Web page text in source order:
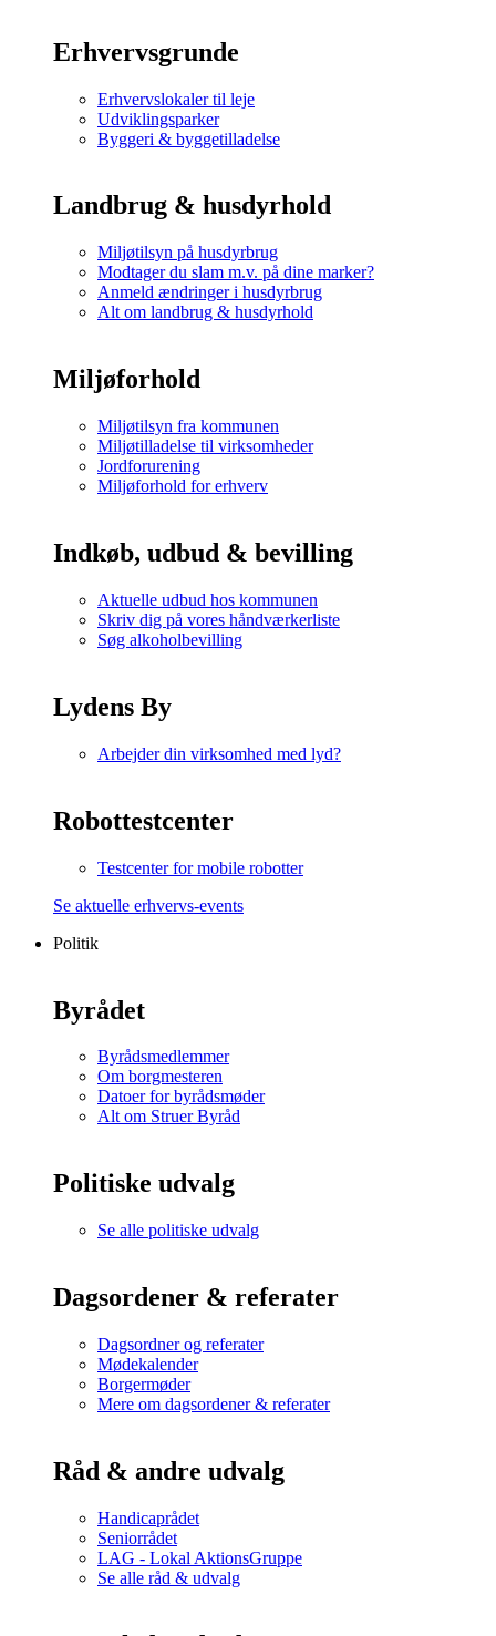
Erhvervsgrunde
Erhvervslokaler til leje
Udviklingsparker
Byggeri & byggetilladelse
Landbrug & husdyrhold
Miljøtilsyn på husdyrbrug
Modtager du slam m.v. på dine marker?
Anmeld ændringer i husdyrbrug
Alt om landbrug & husdyrhold
Miljøforhold
Miljøtilsyn fra kommunen
Miljøtilladelse til virksomheder
Jordforurening
Miljøforhold for erhverv
Indkøb, udbud & bevilling
Aktuelle udbud hos kommunen
Skriv dig på vores håndværkerliste
Søg alkoholbevilling
Lydens By
Arbejder din virksomhed med lyd?
Robottestcenter
Testcenter for mobile robotter
Se aktuelle erhvervs-events
Politik
Byrådet
Byrådsmedlemmer
Om borgmesteren
Datoer for byrådsmøder
Alt om Struer Byråd
Politiske udvalg
Se alle politiske udvalg
Dagsordener & referater
Dagsordner og referater
Mødekalender
Borgermøder
Mere om dagsordener & referater
Råd & andre udvalg
Handicaprådet
Seniorrådet
LAG - Lokal AktionsGruppe
Se alle råd & udvalg